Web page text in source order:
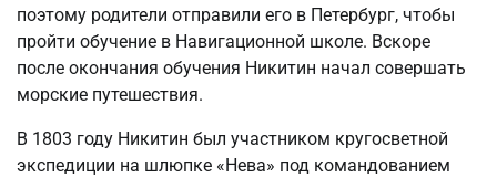
поэтому родители отправили его в Петербург, чтобы
пройти обучение в Навигационной школе. Вскоре
после окончания обучения Никитин начал совершать
морские путешествия.
В 1803 году Никитин был участником кругосветной
экспедиции на шлюпке «Нева» под командованием